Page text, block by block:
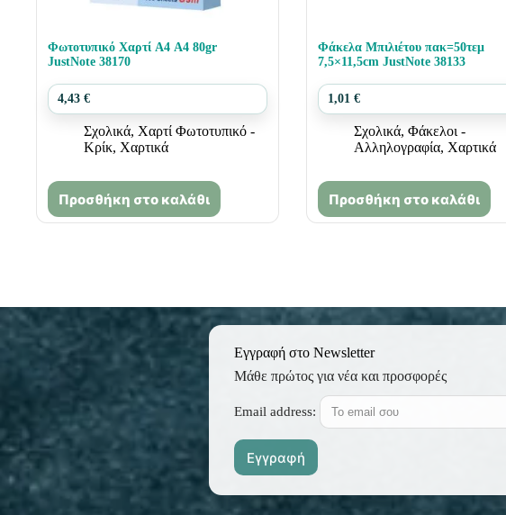
Φωτοτυπικό Χαρτί Α4 Α4 80gr
JustNote 38170
4,43 €
Σχολικά, Χαρτί Φωτοτυπικό -
Κρίκ, Χαρτικά
Προσθήκη στο καλάθι
Φάκελα Μπιλιέτου πακ=50τεμ
7,5×11,5cm JustNote 38133
1,01 €
Σχολικά, Φάκελοι -
Αλληλογραφία, Χαρτικά
Προσθήκη στο καλάθι
Εγγραφή στο Newsletter
Μάθε πρώτος για νέα και προσφορές
Email address: